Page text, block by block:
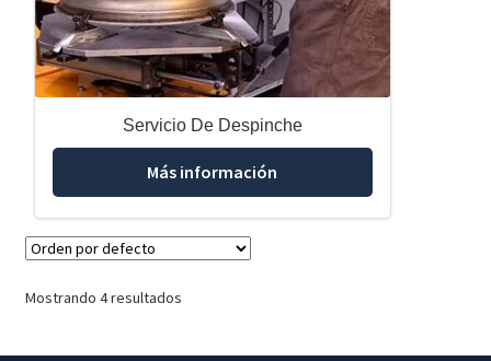
Servicio De Despinche
Más información
Mostrando 4 resultados